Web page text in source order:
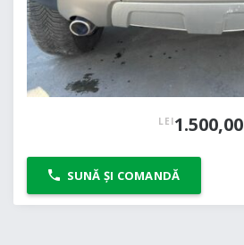
LEI1.500,00
SUNĂ ȘI COMANDĂ